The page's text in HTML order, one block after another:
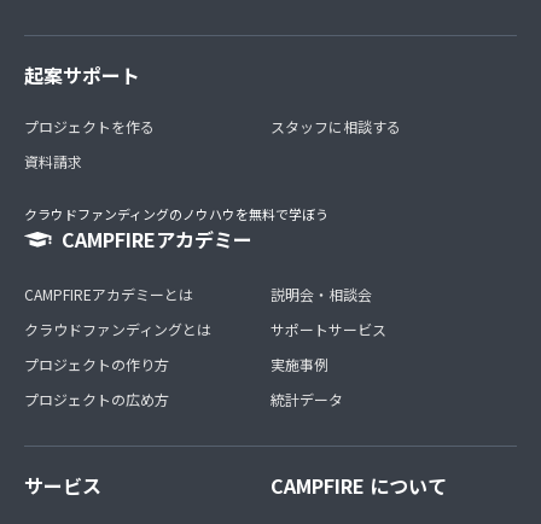
起案サポート
プロジェクトを作る
資料請求
スタッフに相談する
クラウドファンディングのノウハウを無料で学ぼう
CAMPFIREアカデミー
CAMPFIREアカデミーとは
クラウドファンディングとは
プロジェクトの作り方
プロジェクトの広め方
説明会・相談会
サポートサービス
実施事例
統計データ
サービス CAMPFIRE について